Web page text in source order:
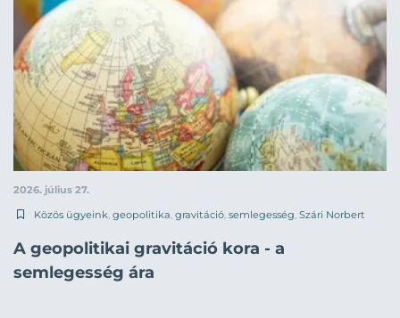
2026. július 27.
Közös ügyeink geopolitika gravitáció semlegesség Szári Norbert
A geopolitikai gravitáció kora - a
semlegesség ára